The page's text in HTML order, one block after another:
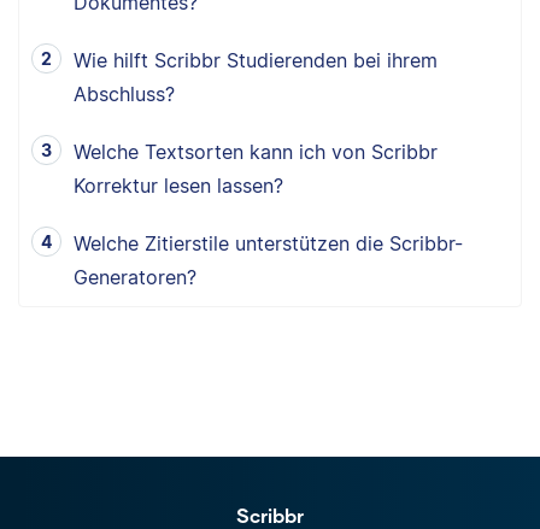
Wie hilft Scribbr Studierenden bei ihrem
Abschluss?
Welche Textsorten kann ich von Scribbr
Korrektur lesen lassen?
Welche Zitierstile unterstützen die Scribbr-
Generatoren?
Scribbr